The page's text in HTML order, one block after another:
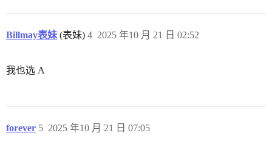
Billmay表妹 (表妹) 2025 年10 月 21 日 02:52
4
我也选 A
forever 2025 年10 月 21 日 07:05
5